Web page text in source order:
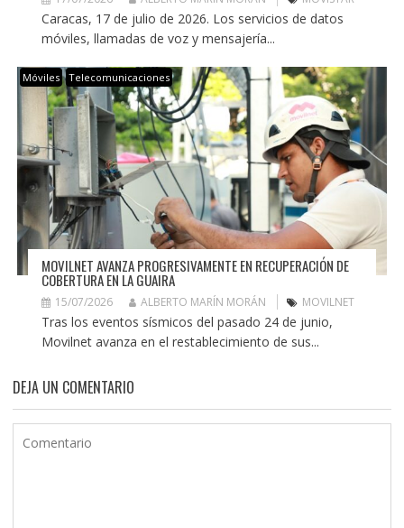
Caracas, 17 de julio de 2026. Los servicios de datos
móviles, llamadas de voz y mensajería...
Móviles Telecomunicaciones
MOVILNET AVANZA PROGRESIVAMENTE EN RECUPERACIÓN DE
COBERTURA EN LA GUAIRA
15/07/2026 ALBERTO MARÍN MORÁN MOVILNET
Tras los eventos sísmicos del pasado 24 de junio,
Movilnet avanza en el restablecimiento de sus...
DEJA UN COMENTARIO